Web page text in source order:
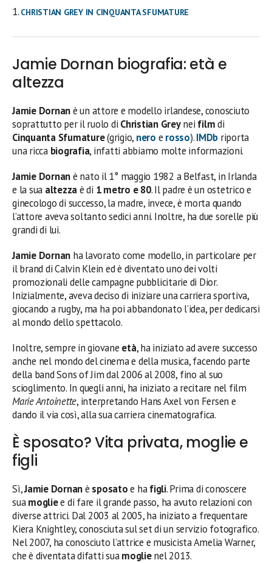
CHRISTIAN GREY IN CINQUANTA SFUMATURE
Jamie Dornan biografia: età e
altezza
Jamie Dornanè un attore e modello irlandese, conosciuto
soprattutto per il ruolo di Christian Greynei filmdi
Cinquanta Sfumature(grigio, nero e rosso).IMDb riporta
una ricca biografia, infatti abbiamo molte informazioni.
Jamie Dornanè nato il 1° maggio 1982 a Belfast, in Irlanda
e la sua altezzaè di 1 metro e 80. Il padre è un ostetrico e
ginecologo di successo, la madre, invece, è morta quando
l’attore aveva soltanto sedici anni. Inoltre, ha due sorelle più
grandi di lui.
Jamie Dornan ha lavorato come modello, in particolare per
il brand di Calvin Klein ed è diventato uno dei volti
promozionali delle campagne pubblicitarie di Dior.
Inizialmente, aveva deciso di iniziare una carriera sportiva,
giocando a rugby, ma ha poi abbandonato l’idea, per dedicarsi
al mondo dello spettacolo.
Inoltre, sempre in giovane età, ha iniziato ad avere successo
anche nel mondo del cinema e della musica, facendo parte
della band Sons of Jim dal 2006 al 2008, fino al suo
scioglimento. In quegli anni, ha iniziato a recitare nel film
Marie Antoinette, interpretando Hans Axel von Fersen e
dando il via così, alla sua carriera cinematografica.
È sposato? Vita privata, moglie e
figli
Sì,Jamie Dornanè sposatoe hafigli. Prima di conoscere
suamogliee di fare il grande passo, ha avuto relazioni con
diverse attrici. Dal 2003 al 2005, ha iniziato a frequentare
Kiera Knightley, conosciuta sul set di un servizio fotografico.
Nel 2007, ha conosciuto l’attrice e musicista Amelia Warner,
che è diventata difatti suamoglienel 2013.